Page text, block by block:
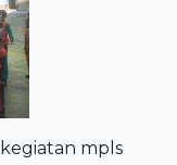
mpls